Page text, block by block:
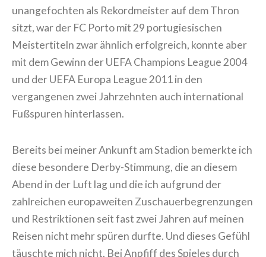
unangefochten als Rekordmeister auf dem Thron
sitzt, war der FC Porto mit 29 portugiesischen
Meistertiteln zwar ähnlich erfolgreich, konnte aber
mit dem Gewinn der UEFA Champions League 2004
und der UEFA Europa League 2011 in den
vergangenen zwei Jahrzehnten auch international
Fußspuren hinterlassen.
Bereits bei meiner Ankunft am Stadion bemerkte ich
diese besondere Derby-Stimmung, die an diesem
Abend in der Luft lag und die ich aufgrund der
zahlreichen europaweiten Zuschauerbegrenzungen
und Restriktionen seit fast zwei Jahren auf meinen
Reisen nicht mehr spüren durfte. Und dieses Gefühl
täuschte mich nicht. Bei Anpfiff des Spieles durch